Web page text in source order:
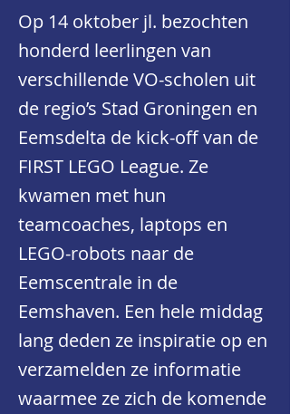
Op 14 oktober jl. bezochten
honderd leerlingen van
verschillende VO-scholen uit
de regio’s Stad Groningen en
Eemsdelta de kick-off van de
FIRST LEGO League. Ze
kwamen met hun
teamcoaches, laptops en
LEGO-robots naar de
Eemscentrale in de
Eemshaven. Een hele middag
lang deden ze inspiratie op en
verzamelden ze informatie
waarmee ze zich de komende